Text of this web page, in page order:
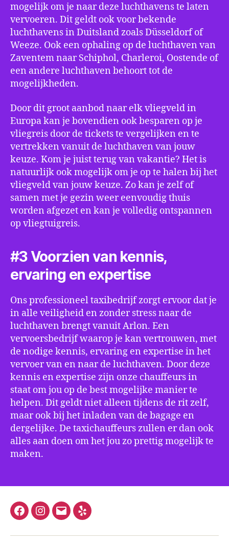
mogelijk om je naar deze luchthavens te laten
vervoeren. Dit geldt ook voor bekende
luchthavens in Duitsland zoals Düsseldorf of
Weeze. Ook een ophaling op de luchthaven van
Zaventem naar Schiphol, Charleroi, Oostende of
een andere luchthaven behoort tot de
mogelijkheden.
Door dit groot aanbod naar elk vliegveld in
Europa kan je bovendien ook besparen op je
vliegreis door de tickets te vergelijken en te
vertrekken vanuit de luchthaven van jouw
keuze. Kom je juist terug van vakantie? Het is
natuurlijk ook mogelijk om je op te halen bij het
vliegveld van jouw keuze. Zo kan je zelf of
samen met je gezin weer eenvoudig thuis
worden afgezet en kan je volledig ontspannen
op vliegtuigreis.
#3 Voorzien van kennis,
ervaring en expertise
Ons professioneel taxibedrijf zorgt ervoor dat je
in alle veiligheid en zonder stress naar de
luchthaven brengt vanuit Arlon. Een
vervoersbedrijf waarop je kan vertrouwen, met
de nodige kennis, ervaring en expertise in het
vervoer van en naar de luchthaven. Door deze
kennis en expertise zijn onze chauffeurs in
staat om jou op de best mogelijke manier te
helpen. Dit geldt niet alleen tijdens de rit zelf,
maar ook bij het inladen van de bagage en
dergelijke. De taxichauffeurs zullen er dan ook
alles aan doen om het jou zo prettig mogelijk te
maken.
FacebookInstagram
E-
Yelp